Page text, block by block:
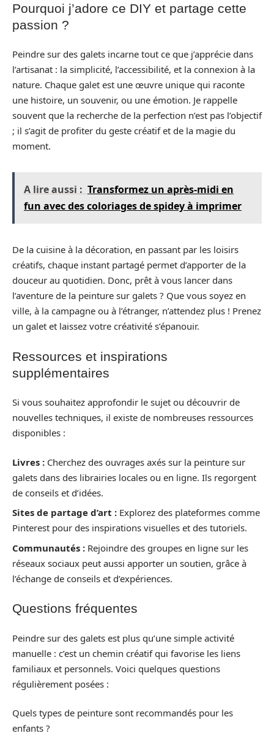
Pourquoi j’adore ce DIY et partage cette
passion ?
Peindre sur des galets incarne tout ce que j’apprécie dans
l’artisanat : la simplicité, l’accessibilité, et la connexion à la
nature. Chaque galet est une œuvre unique qui raconte
une histoire, un souvenir, ou une émotion. Je rappelle
souvent que la recherche de la perfection n’est pas l’objectif
; il s’agit de profiter du geste créatif et de la magie du
moment.
A lire aussi : Transformez un après-midi en
fun avec des coloriages de spidey à imprimer
De la cuisine à la décoration, en passant par les loisirs
créatifs, chaque instant partagé permet d’apporter de la
douceur au quotidien. Donc, prêt à vous lancer dans
l’aventure de la peinture sur galets ? Que vous soyez en
ville, à la campagne ou à l’étranger, n’attendez plus ! Prenez
un galet et laissez votre créativité s’épanouir.
Ressources et inspirations
supplémentaires
Si vous souhaitez approfondir le sujet ou découvrir de
nouvelles techniques, il existe de nombreuses ressources
disponibles :
Livres : Cherchez des ouvrages axés sur la peinture sur
galets dans des librairies locales ou en ligne. Ils regorgent
de conseils et d’idées.
Sites de partage d’art : Explorez des plateformes comme
Pinterest pour des inspirations visuelles et des tutoriels.
Communautés : Rejoindre des groupes en ligne sur les
réseaux sociaux peut aussi apporter un soutien, grâce à
l’échange de conseils et d’expériences.
Questions fréquentes
Peindre sur des galets est plus qu’une simple activité
manuelle : c’est un chemin créatif qui favorise les liens
familiaux et personnels. Voici quelques questions
régulièrement posées :
Quels types de peinture sont recommandés pour les
enfants ?